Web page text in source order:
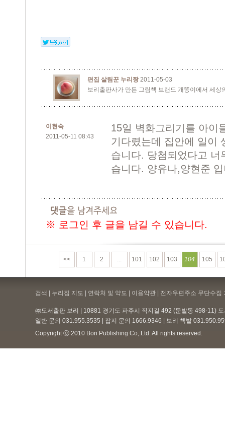
편집 살림꾼 누리짱2011-05-03
보리출판사가 만든 그림책 브랜드 개똥이에서 세상
이현숙
2011-05-11 08:43
15일 벽화그리기를 아이
기다렸는데 집안에 일이
습니다. 당첨되었다고 너
습니다. 양유나,양현준
※ 로그인 후 글을 남길 수 있습니다.
<< 1 2 ... 101 102 103 104 105
검색 | 누리집 지도 | 연락처 및 약도 | 이용약관 | 전자우편주소 무단수집
㈜도서출판 보리 | 10881 경기도 파주시 직지길 492 (문발동 498-11)
일반 문의 031.955.3535 | 잡지 문의 1666.9346 | 보리 책밭
Copyright ⓒ 2010 Bori Publishing Co,.Ltd. All rights reserved.